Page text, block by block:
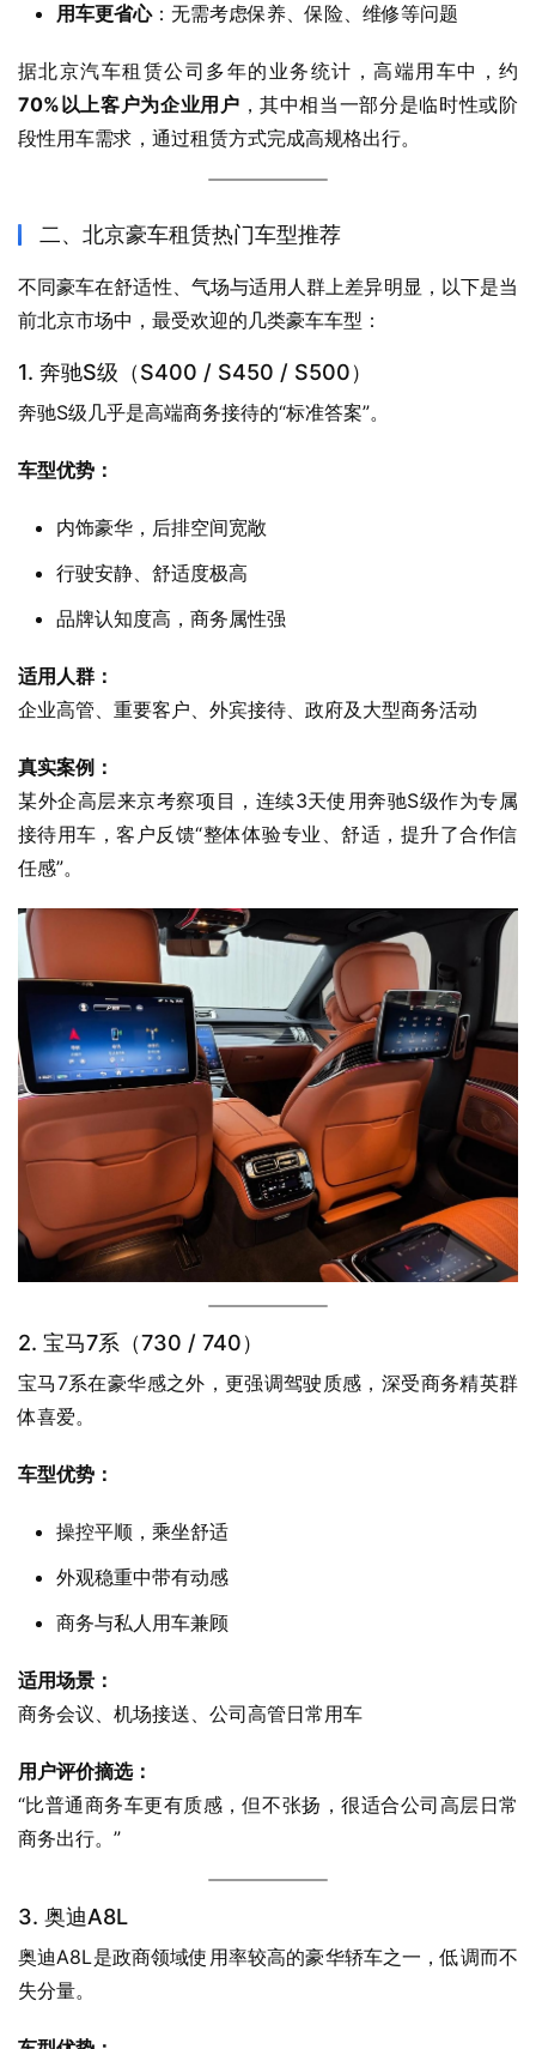
用车更省心：无需考虑保养、保险、维修等问题
70%以上客户为企业用户 ，其中相当一部分是临时性或阶
段性用车需求，通过租赁方式完成高规格出行。
二、北京豪车租赁热门车型推荐
不同豪车在舒适性、气场与适用人群上差异明显，以下是当
前北京市场中，最受欢迎的几类豪车车型：
1. 奔驰S级（S400 / S450 / S500）
奔驰S级几乎是高端商务接待的“标准答案”。
车型优势：
内饰豪华，后排空间宽敞
行驶安静、舒适度极高
品牌认知度高，商务属性强
适用人群：
企业高管、重要客户、外宾接待、政府及大型商务活动
真实案例：
某外企高层来京考察项目，连续3天使用奔驰S级作为专属
接待用车，客户反馈“整体体验专业、舒适，提升了合作信
任感”。
2. 宝马7系（730 / 740）
宝马7系在豪华感之外，更强调驾驶质感，深受商务精英群
体喜爱。
车型优势：
操控平顺，乘坐舒适
外观稳重中带有动感
商务与私人用车兼顾
适用场景：
商务会议、机场接送、公司高管日常用车
用户评价摘选：
“比普通商务车更有质感，但不张扬，很适合公司高层日常
商务出行。”
3. 奥迪A8L
奥迪A8L是政商领域使用率较高的豪华轿车之一，低调而不
失分量。